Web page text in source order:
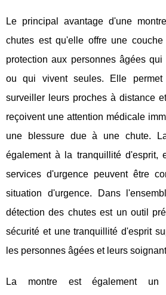
Le principal avantage d'une
chutes est qu'elle offre une couche
protection aux personnes âgées
ou qui vivent seules. Elle
surveiller leurs proches à distance
reçoivent une attention médicale
une blessure due à une chute.
également à la tranquillité d'esprit,
services d'urgence peuvent être
situation d'urgence. Dans
détection des chutes est un outil
sécurité et une tranquillité d'esprit
les personnes âgées et leurs
La montre est également un